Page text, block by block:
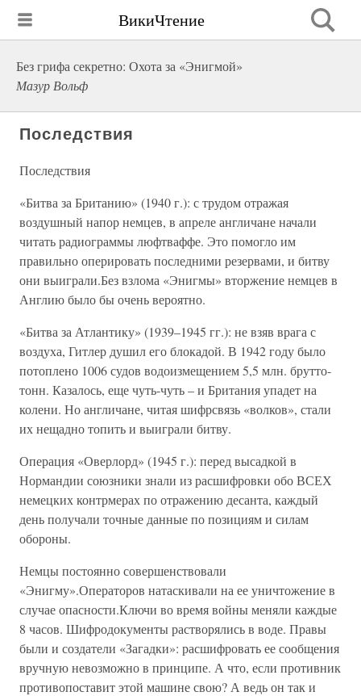
ВикиЧтение
Без грифа секретно: Охота за «Энигмой»
Мазур Вольф
Последствия
Последствия
«Битва за Британию» (1940 г.): с трудом отражая
воздушный напор немцев, в апреле англичане начали
читать радиограммы люфтваффе. Это помогло им
правильно оперировать последними резервами, и битву
они выиграли.Без взлома «Энигмы» вторжение немцев в
Англию было бы очень вероятно.
«Битва за Атлантику» (1939–1945 гг.): не взяв врага с
воздуха, Гитлер душил его блокадой. В 1942 году было
потоплено 1006 судов водоизмещением 5,5 млн. брутто-
тонн. Казалось, еще чуть-чуть – и Британия упадет на
колени. Но англичане, читая шифрсвязь «волков», стали
их нещадно топить и выиграли битву.
Операция «Оверлорд» (1945 г.): перед высадкой в
Нормандии союзники знали из расшифровки обо ВСЕХ
немецких контрмерах по отражению десанта, каждый
день получали точные данные по позициям и силам
обороны.
Немцы постоянно совершенствовали
«Энигму».Операторов натаскивали на ее уничтожение в
случае опасности.Ключи во время войны меняли каждые
8 часов. Шифродокументы растворялись в воде. Правы
были и создатели «Загадки»: расшифровать ее сообщения
вручную невозможно в принципе. А что, если противник
противопоставит этой машине свою? А ведь он так и